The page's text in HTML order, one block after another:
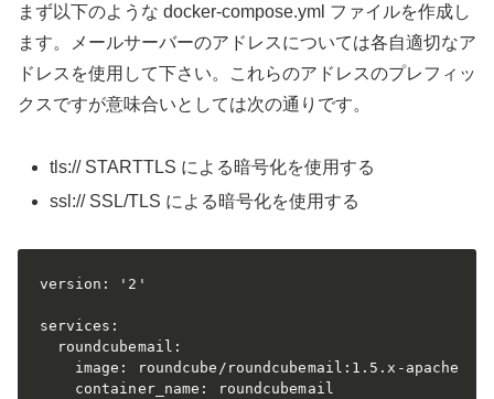
まず以下のような docker-compose.yml ファイルを作成し
ます。メールサーバーのアドレスについては各自適切なア
ドレスを使用して下さい。これらのアドレスのプレフィッ
クスですが意味合いとしては次の通りです。
tls:// STARTTLS による暗号化を使用する
ssl:// SSL/TLS による暗号化を使用する
version: '2'
services:
  roundcubemail:
    image: roundcube/roundcubemail:1.5.x-apache
    container_name: roundcubemail